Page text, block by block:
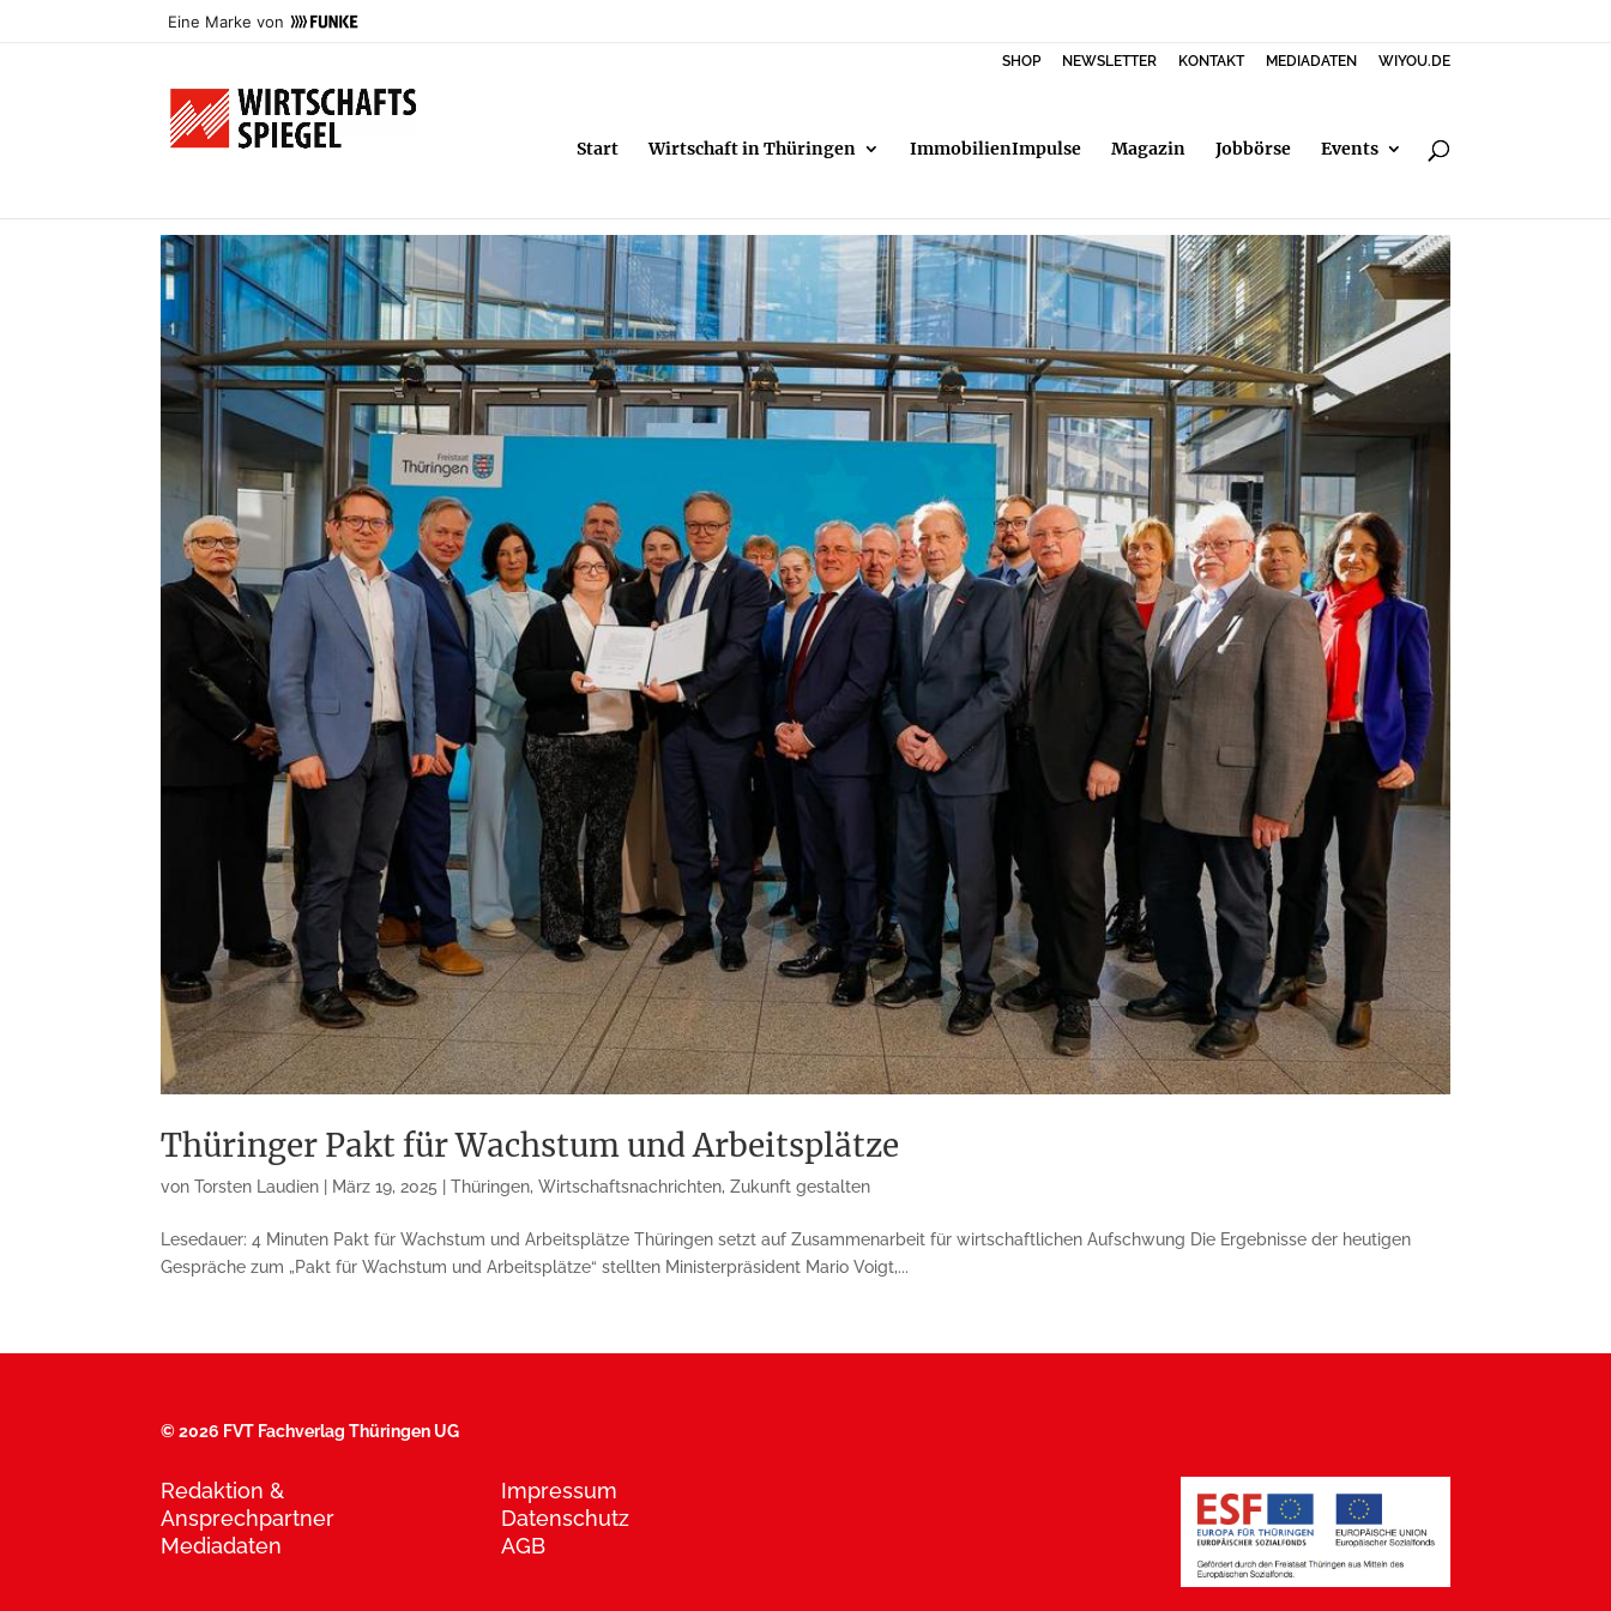
Eine Marke von
SHOP NEWSLETTER KONTAKT MEDIADATEN WIYOU.DE
Start Wirtschaft in Thüringen ImmobilienImpulse Magazin Jobbörse Events
Thüringer Pakt für Wachstum und Arbeitsplätze
vonTorsten Laudien März 19, 2025 |Thüringen,Wirtschaftsnachrichten,Zukunft gestalten
Lesedauer: 4 Minuten Pakt für Wachstum und Arbeitsplätze Thüringen setzt auf Zusammenarbeit für wirtschaftlichen Aufschwung Die Ergebnisse der heutigen
Gespräche zum „Pakt für Wachstum und Arbeitsplätze“ stellten Ministerpräsident Mario Voigt,...
©2026 FVT Fachverlag Thüringen UG
Redaktion &
Ansprechpartner
Mediadaten
Impressum
Datenschutz
AGB